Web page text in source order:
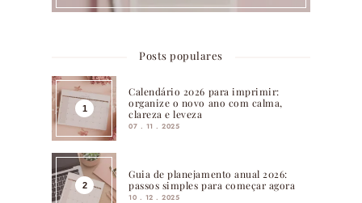
Posts populares
Calendário 2026 para imprimir:
organize o novo ano com calma,
clareza e leveza
07 . 11 . 2025
Guia de planejamento anual 2026:
passos simples para começar agora
10 . 12 . 2025